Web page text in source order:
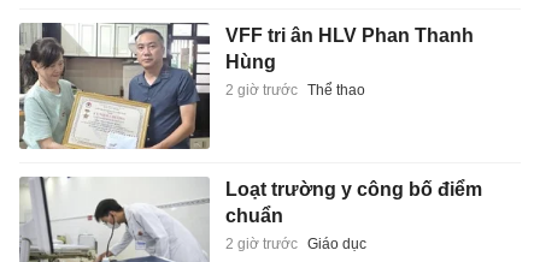
VFF tri ân HLV Phan Thanh
Hùng
2 giờ trước Thể thao
Loạt trường y công bố điểm
chuẩn
2 giờ trước Giáo dục